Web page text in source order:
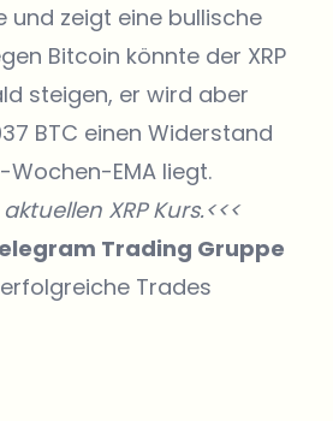
und zeigt eine bullische
Bitcoin könnte der XRP
steigen, er wird aber
BTC einen Widerstand
EMA liegt.
aktuellen XRP Kurs.<<<
Trading Gruppe
Trades